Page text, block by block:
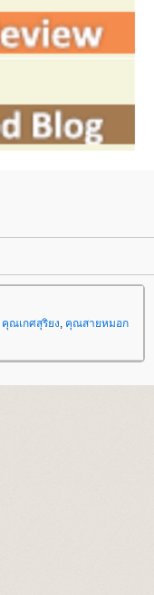
คุณเกศสุริยง, คุณสายหมอก